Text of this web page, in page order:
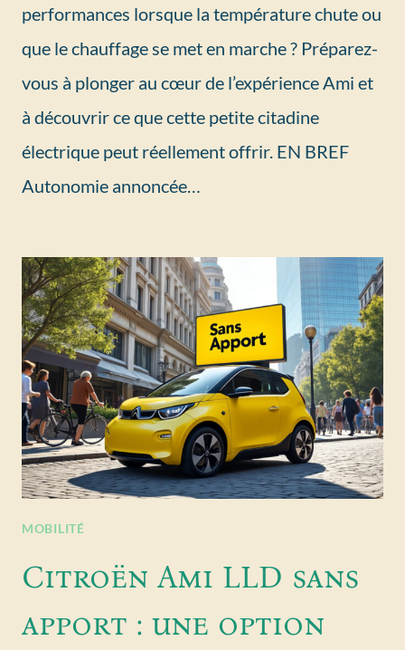
performances lorsque la température chute ou
que le chauffage se met en marche ? Préparez-
vous à plonger au cœur de l’expérience Ami et
à découvrir ce que cette petite citadine
électrique peut réellement offrir. EN BREF
Autonomie annoncée…
MOBILITÉ
Citroën Ami LLD sans
apport : une option